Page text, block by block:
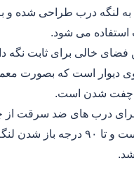
به لنگه درب طراحی شده و
می شود.
فضای خالی برای ثابت نگه
دیوار است که بصورت
چفت شدن است.
درب های ضد سرقت از
استفاده شده است و تا ۹۰ درجه باز